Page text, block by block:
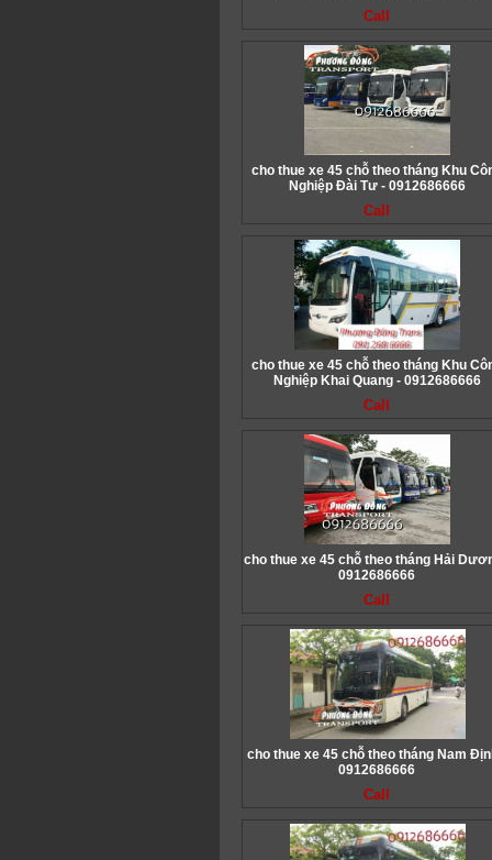
Call
cho thue xe 45 chỗ theo tháng Khu
Nghiệp Đài Tư - 0912686666
Call
cho thue xe 45 chỗ theo tháng Khu
Nghiệp Khai Quang - 0912686666
Call
cho thue xe 45 chỗ theo tháng Hải
0912686666
Call
cho thue xe 45 chỗ theo tháng Nam
0912686666
Call